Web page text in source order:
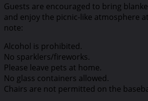
Guests are encouraged to bring
and enjoy the picnic-like atmosphere
note:
Alcohol is prohibited.
No sparklers/fireworks.
Please leave pets at home.
No glass containers allowed.
Chairs are not permitted on the